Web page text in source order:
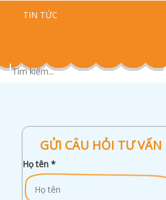
TIN TỨC
GỬI CÂU HỎI TƯ VẤN
Họ tên *